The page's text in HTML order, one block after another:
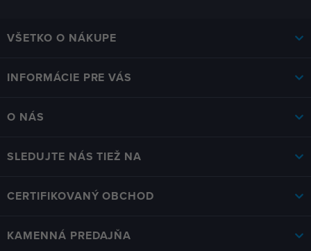
VŠETKO O NÁKUPE
INFORMÁCIE PRE VÁS
O NÁS
SLEDUJTE NÁS TIEŽ NA
CERTIFIKOVANÝ OBCHOD
KAMENNÁ PREDAJŇA